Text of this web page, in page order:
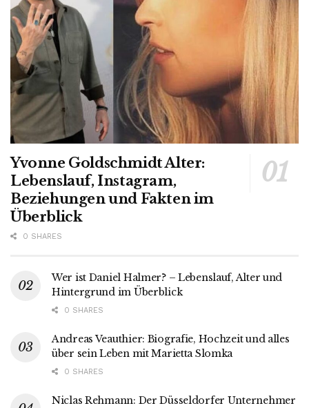
Yvonne Goldschmidt Alter:
Lebenslauf, Instagram,
Beziehungen und Fakten im
Überblick
0 SHARES
Wer ist Daniel Halmer? – Lebenslauf, Alter und
Hintergrund im Überblick
0 SHARES
Andreas Veauthier: Biografie, Hochzeit und alles
über sein Leben mit Marietta Slomka
0 SHARES
Niclas Rehmann: Der Düsseldorfer Unternehmer